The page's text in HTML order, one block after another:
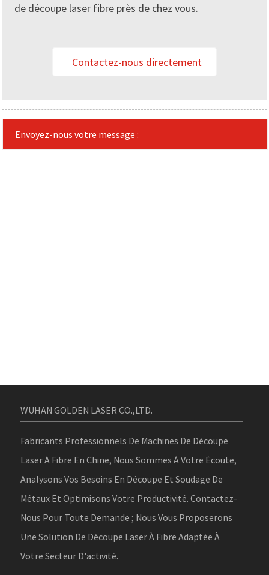
de découpe laser fibre près de chez vous.
Contactez-nous directement
Envoyez-nous votre message :
WUHAN GOLDEN LASER CO.,LTD.
Fabricants Professionnels De Machines De Découpe
Laser À Fibre En Chine, Nous Sommes À Votre Écoute,
Analysons Vos Besoins En Découpe Et Soudage De
Métaux Et Optimisons Votre Productivité. Contactez-
Nous Pour Toute Demande ; Nous Vous Proposerons
Une Solution De Découpe Laser À Fibre Adaptée À
Votre Secteur D'activité.